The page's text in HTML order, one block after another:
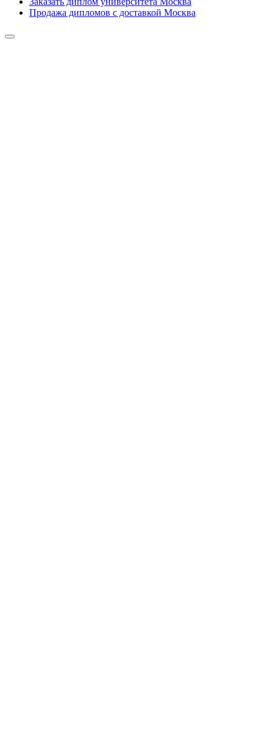
Продажа дипломов с доставкой Москва